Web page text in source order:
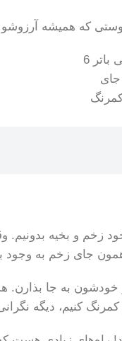
که همیشه آرزوشو
جای
زخم و بخیه
جای زخم به وجود
به جا بذارن.
کنیم، دیگه